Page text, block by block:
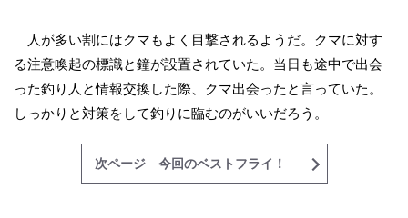
人が多い割にはクマもよく目撃されるようだ。クマに対す
る注意喚起の標識と鐘が設置されていた。当日も途中で出会
った釣り人と情報交換した際、クマ出会ったと言っていた。
しっかりと対策をして釣りに臨むのがいいだろう。
次ページ 今回のベストフライ！